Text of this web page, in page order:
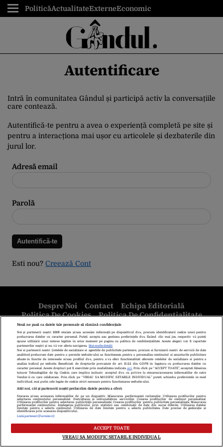
PoliticăActualitateExterneEconomic
Autentificare
Intră în comunitatea Gândul și participă activ la conversațiile
care contează.
Autentifică-te pentru a avea o experiență completă pe site și
pentru a interacționa mai ușor cu articolele și dezbaterile din
jurul lor.
Adresă email
Parolă
Esti nou? Creează Cont
Despre Noi Contact
Echipa Editorială
Politica De Cookies
Politica De Confidențialitate
Termeni Și Condiții
copyright © 2026
Citarea se poate face în limita a 250 de semne. Nici o instituţie sau persoană
(site-uri, instituţii mass-media, firme de monitorizare) nu poate reproduce
integral scrierile publicistice purtătoare de Drepturi de Autor.
Decizia ONJN nr. 1598/16.09.2021. Jocurile de noroc sunt interzise
minorilor.